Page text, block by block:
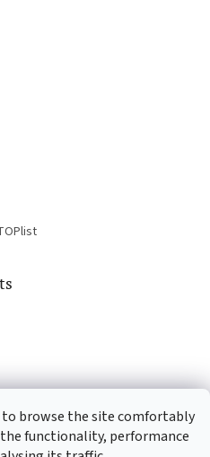
to browse the site comfortably
functionality, performance